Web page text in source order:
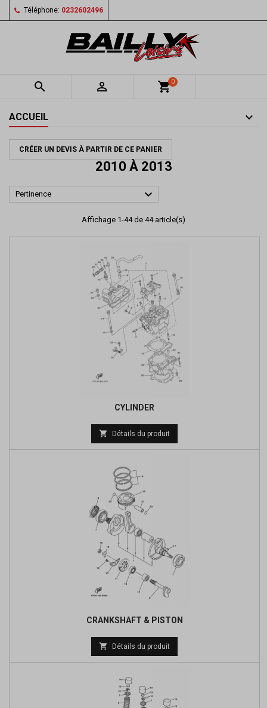
Téléphone: 0232602496
  shopping_cart0
ACCUEIL
CRÉER UN DEVIS À PARTIR DE CE PANIER
2010 À 2013
Pertinence 
Affichage 1-44 de 44 article(s)
CYLINDER
Prix
de
 Détails du produit
CRANKSHAFT & PISTON
Prix
de
 Détails du produit